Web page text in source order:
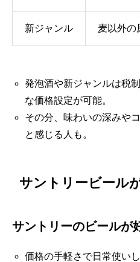
新ジャンル 麦以外の
発泡酒や新ジャンルは税
な価格設定が可能。
その分、味わいの深みや
と感じる人も。
サントリービール
サントリーのビールが
価格の手軽さで日常使いし